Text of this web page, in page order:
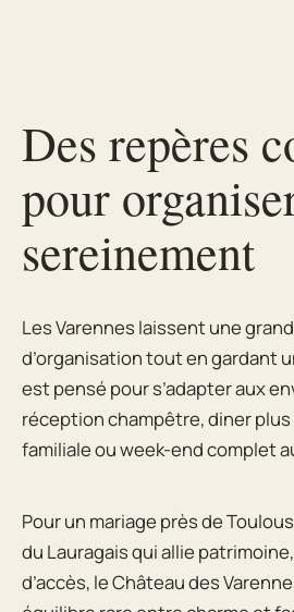
Des repères
pour
sereinement
Les Varennes laissent une
d’organisation tout en gardant
est pensé pour s’adapter aux
réception champêtre, diner
familiale ou week-end complet
Pour un mariage près de
du Lauragais qui allie
d’accès, le Château des